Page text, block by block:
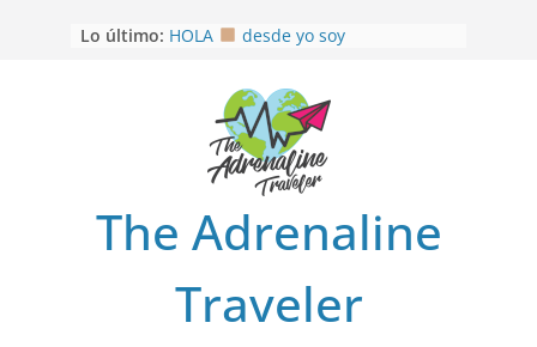
Lo último: MULITO!
Aprovechando que Wen tenía que
EL SENDERO DEL CACAO: Excelente
opción
HOSPEDAJE AL NATURALSHH !!
The Adrenaline
Traveler